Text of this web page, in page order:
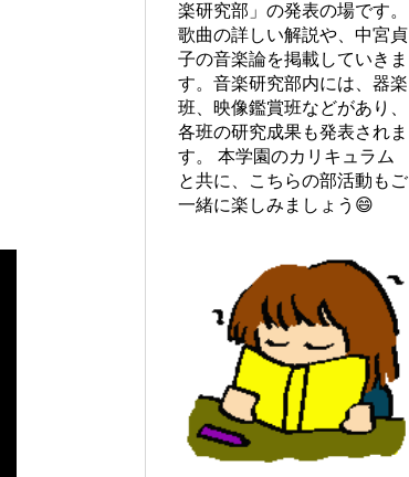
楽研究部」の発表の場です。
歌曲の詳しい解説や、中宮貞
子の音楽論を掲載していきま
す。音楽研究部内には、器楽
班、映像鑑賞班などがあり、
各班の研究成果も発表されま
す。 本学園のカリキュラム
と共に、こちらの部活動もご
一緒に楽しみましょう😄